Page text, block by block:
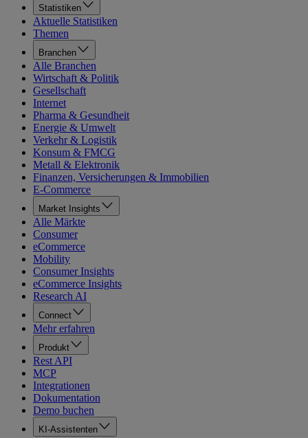
Statistiken
Aktuelle Statistiken
Themen
Branchen
Alle Branchen
Wirtschaft & Politik
Gesellschaft
Internet
Pharma & Gesundheit
Energie & Umwelt
Verkehr & Logistik
Konsum & FMCG
Metall & Elektronik
Finanzen, Versicherungen & Immobilien
E-Commerce
Market Insights
Alle Märkte
Consumer
eCommerce
Mobility
Consumer Insights
eCommerce Insights
Research AI
Connect
Mehr erfahren
Produkt
Rest API
MCP
Integrationen
Dokumentation
Demo buchen
KI-Assistenten